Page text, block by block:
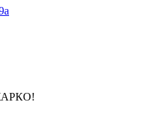
ЖАРКО!